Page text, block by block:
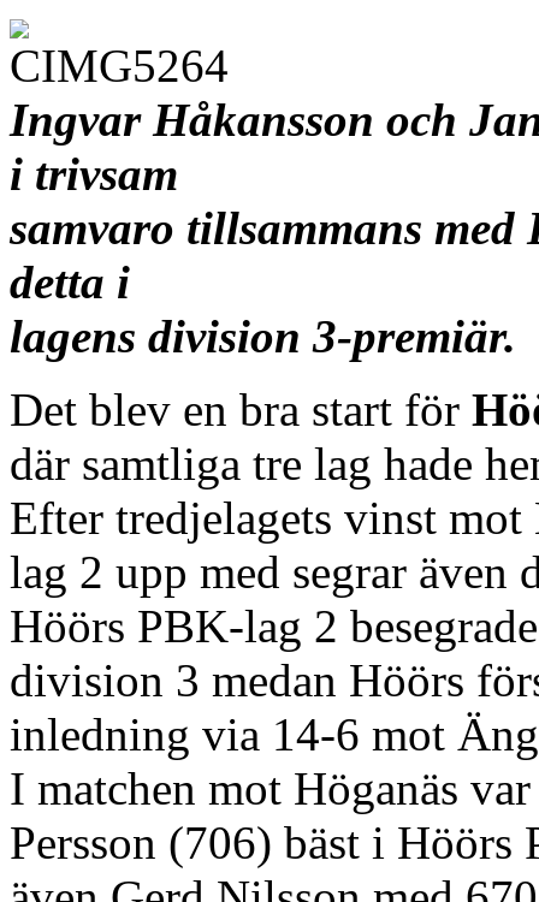
Ingvar Håkansson och
i trivsam
samvaro tillsammans
detta i
lagens division 3-premiär.
Det blev en bra start för
där samtliga tre lag hade
Efter tredjelagets vinst
lag 2 upp med segrar även
Höörs PBK-lag 2
division 3 medan Höörs
inledning via 14-6 mot
I matchen mot Höganäs
Persson (706) bäst i Höörs